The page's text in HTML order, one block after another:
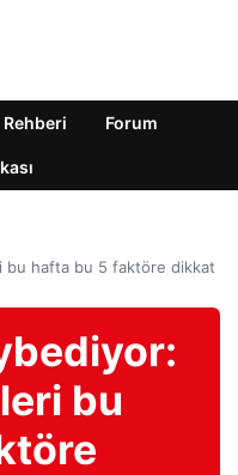
Rehberi Forum
bu hafta bu 5 faktöre dikkat
bu